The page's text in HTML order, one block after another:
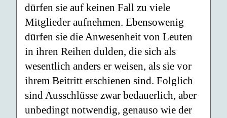
dürfen sie auf keinen Fall zu viele
Mitglieder aufnehmen. Ebensowenig
dürfen sie die Anwesenheit von Leuten
in ihren Reihen dulden, die sich als
wesentlich anders er weisen, als sie vor
ihrem Beitritt erschienen sind. Folglich
sind Ausschlüsse zwar bedauerlich, aber
unbedingt notwendig, genauso wie der